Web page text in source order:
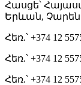
Հասցե՝
Երևան,
Հեռ.՝ +374 12
Հեռ.՝ +374 12
Հեռ.՝ +374 12